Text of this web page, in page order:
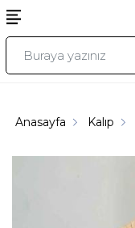
Anasayfa Kalıp